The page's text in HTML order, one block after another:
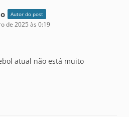
Autor do post
de 2025 às 0:19
atual não está muito